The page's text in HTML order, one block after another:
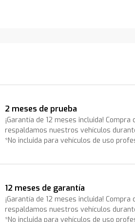
2 meses de prueba
¡Garantía de 12 meses incluida!
respaldamos nuestros vehículos
*No incluida para vehículos de uso
12 meses de garantía
¡Garantía de 12 meses incluida!
respaldamos nuestros vehículos
*No incluida para vehículos de uso